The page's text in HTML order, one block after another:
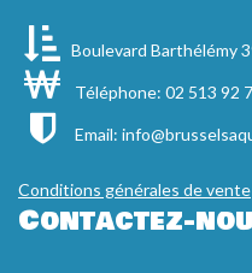
Boulevard Barthélémy
Téléphone: 02 513 92
Email:
Conditions générales de vente
Contactez-